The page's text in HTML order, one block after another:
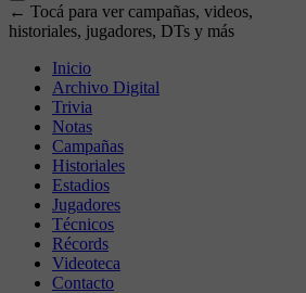
← Tocá para ver campañas, videos,
historiales, jugadores, DTs y más
Inicio
Archivo Digital
Trivia
Notas
Campañas
Historiales
Estadios
Jugadores
Técnicos
Récords
Videoteca
Contacto